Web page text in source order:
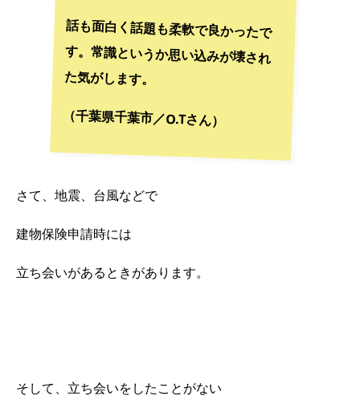
話も面白く話題も柔軟で良かったで
す。常識というか思い込みが壊され
た気がします。
（千葉県千葉市／O.Tさん）
さて、地震、台風などで
建物保険申請時には
立ち会いがあるときがあります。
そして、立ち会いをしたことがない